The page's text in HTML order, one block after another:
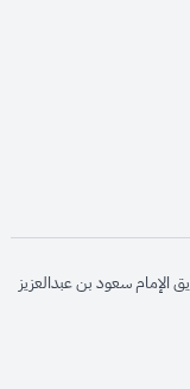
opens in
الإمام سعود بن عبدالعزيز